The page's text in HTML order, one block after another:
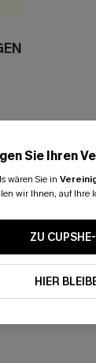
Lieferung,
dass ich ihn mir
Sie Ihren
wären Sie in
wir Ihnen, auf Ihre
ZU
HIER